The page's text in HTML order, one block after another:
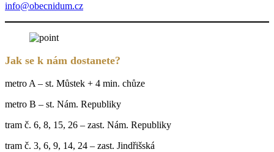
info@obecnidum.cz
Jak se k nám dostanete?
metro A – st. Můstek + 4 min. chůze
metro B – st. Nám. Republiky
tram č. 6, 8, 15, 26 – zast. Nám. Republiky
tram č. 3, 6, 9, 14, 24 – zast. Jindřišská